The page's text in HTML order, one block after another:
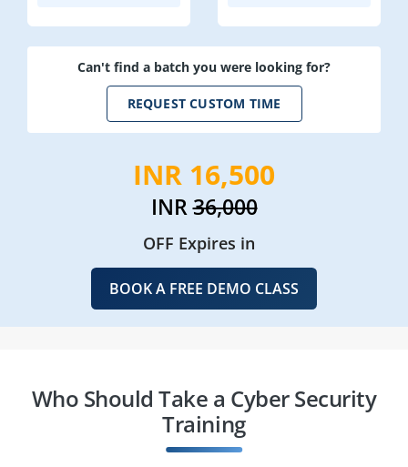
Can't find a batch you were looking for?
REQUEST CUSTOM TIME
INR 16,500
INR36,000
OFF Expires in
BOOK A FREE DEMO CLASS
Who Should Take a Cyber Security
Training